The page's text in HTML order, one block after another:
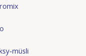
müsli